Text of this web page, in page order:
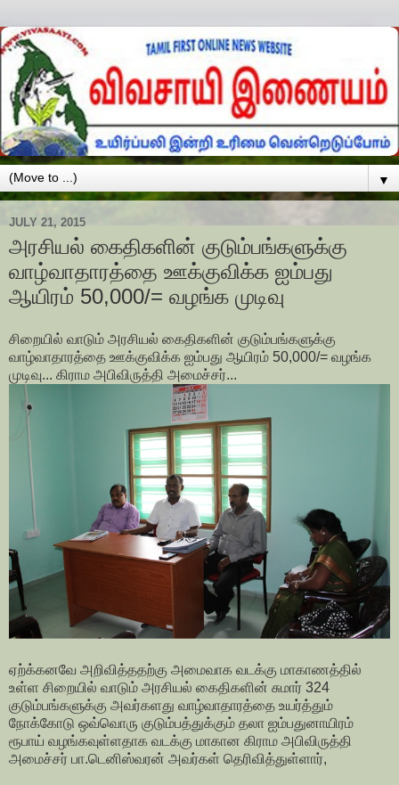
▼
JULY 21, 2015
அரசியல் கைதிகளின் குடும்பங்களுக்கு
வாழ்வாதாரத்தை ஊக்குவிக்க ஐம்பது
ஆயிரம் 50,000/= வழங்க முடிவு
சிறையில் வாடும் அரசியல் கைதிகளின் குடும்பங்களுக்கு
வாழ்வாதாரத்தை ஊக்குவிக்க ஐம்பது ஆயிரம் 50,000/= வழங்க
முடிவு... கிராம அபிவிருத்தி அமைச்சர்...
ஏற்க்கனவே அறிவித்ததற்கு அமைவாக வடக்கு மாகாணத்தில்
உள்ள சிறையில் வாடும் அரசியல் கைதிகளின் சுமார் 324
குடும்பங்களுக்கு அவர்களது வாழ்வாதாரத்தை உயர்த்தும்
நோக்கோடு ஒவ்வொரு குடும்பத்துக்கும் தலா ஐம்பதுனாயிரம்
ரூபாய் வழங்கவுள்ளதாக வடக்கு மாகான கிராம அபிவிருத்தி
அமைச்சர் பா.டெனிஸ்வரன் அவர்கள் தெரிவித்துள்ளார்,